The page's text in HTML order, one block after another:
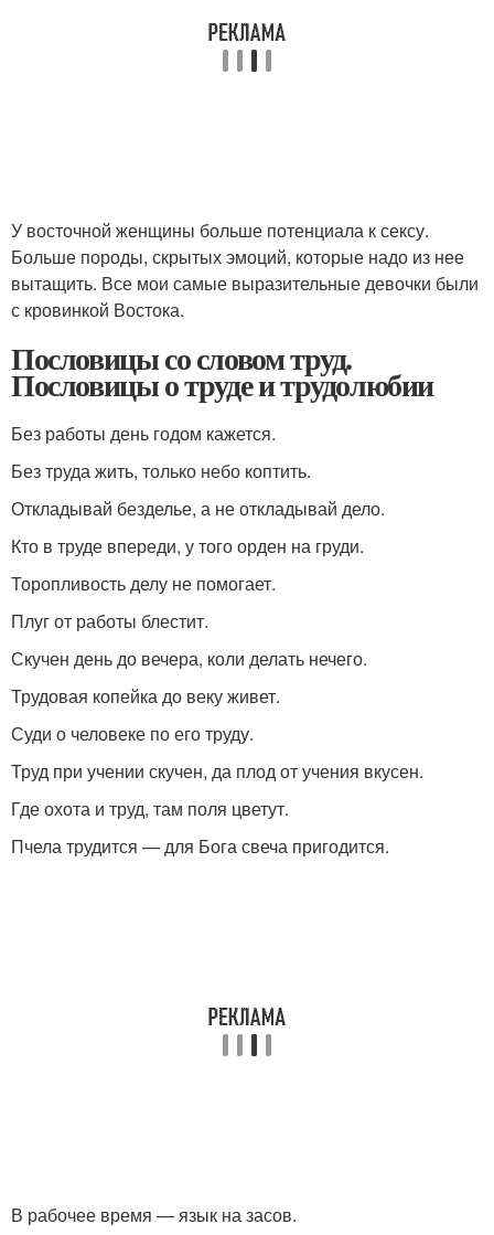
У восточной женщины больше потенциала к сексу.
Больше породы, скрытых эмоций, которые надо из нее
вытащить. Все мои самые выразительные девочки были
с кровинкой Востока.
Пословицы со словом труд.
Пословицы о труде и трудолюбии
Без работы день годом кажется.
Без труда жить, только небо коптить.
Откладывай безделье, а не откладывай дело.
Кто в труде впереди, у того орден на груди.
Торопливость делу не помогает.
Плуг от работы блестит.
Скучен день до вечера, коли делать нечего.
Трудовая копейка до веку живет.
Суди о человеке по его труду.
Труд при учении скучен, да плод от учения вкусен.
Где охота и труд, там поля цветут.
Пчела трудится — для Бога свеча пригодится.
В рабочее время — язык на засов.